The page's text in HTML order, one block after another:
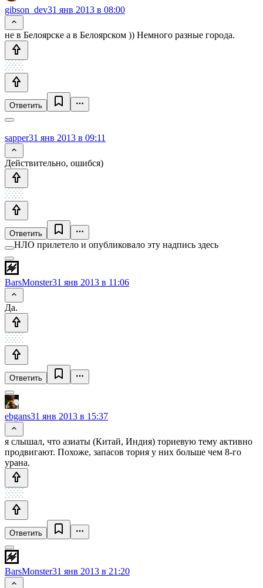
gibson_dev31 янв 2013 в 08:00
не в Белоярске а в Белоярском )) Немного разные города.
Ответить
sapper31 янв 2013 в 09:11
Действительно, ошибся)
Ответить
НЛО прилетело и опубликовало эту надпись здесь
BarsMonster31 янв 2013 в 11:06
Да.
Ответить
ebgans31 янв 2013 в 15:37
я слышал, что азиаты (Китай, Индия) ториевую тему активно
продвигают. Похоже, запасов тория у них больше чем 8-го
урана.
Ответить
BarsMonster31 янв 2013 в 21:20